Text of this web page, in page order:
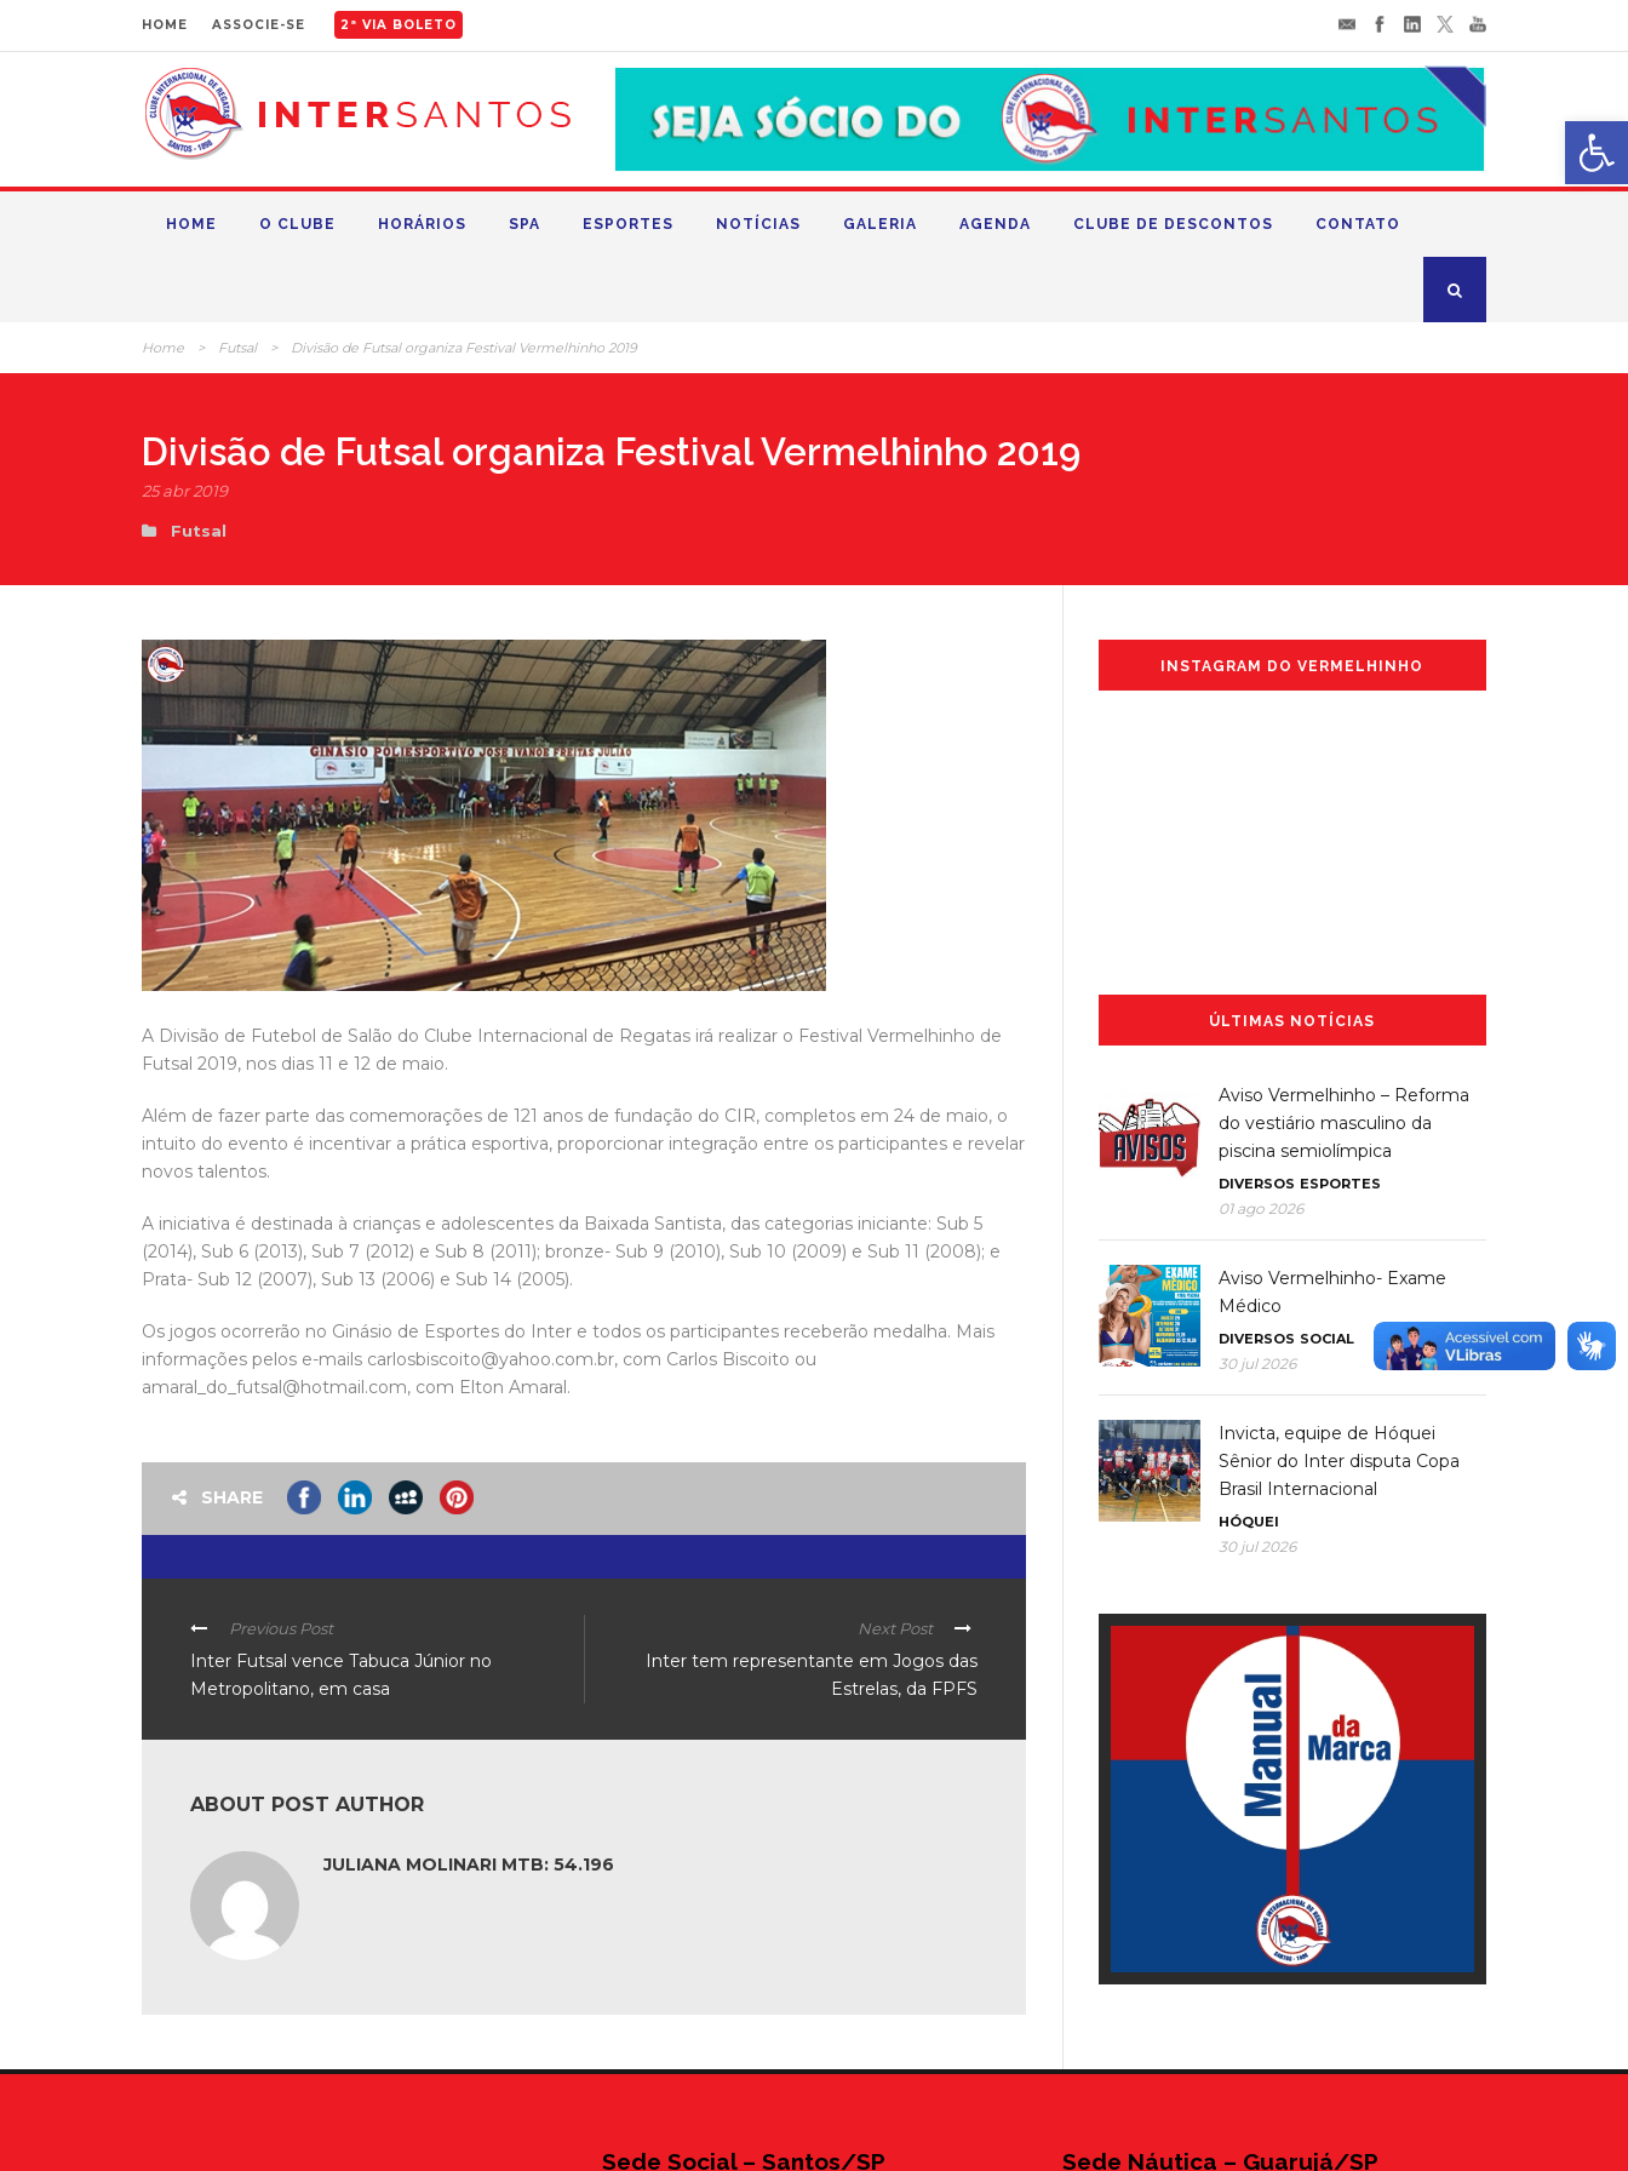
HOME ASSOCIE-SE 2ª VIA BOLETO
HOME O CLUBE HORÁRIOS SPA ESPORTES NOTÍCIAS GALERIA AGENDA CLUBE DE DESCONTOS CONTATO
Home > Futsal > Divisão de Futsal organiza Festival Vermelhinho 2019
Divisão de Futsal organiza Festival Vermelhinho 2019
25 abr 2019
Futsal
A Divisão de Futebol de Salão do Clube Internacional de Regatas irá realizar o Festival Vermelhinho de
Futsal 2019, nos dias 11 e 12 de maio.
Além de fazer parte das comemorações de 121 anos de fundação do CIR, completos em 24 de maio, o
intuito do evento é incentivar a prática esportiva, proporcionar integração entre os participantes e revelar
novos talentos.
A iniciativa é destinada à crianças e adolescentes da Baixada Santista, das categorias iniciante: Sub 5
(2014), Sub 6 (2013), Sub 7 (2012) e Sub 8 (2011); bronze- Sub 9 (2010), Sub 10 (2009) e Sub 11 (2008); e
Prata- Sub 12 (2007), Sub 13 (2006) e Sub 14 (2005).
Os jogos ocorrerão no Ginásio de Esportes do Inter e todos os participantes receberão medalha. Mais
informações pelos e-mails carlosbiscoito@yahoo.com.br, com Carlos Biscoito ou
amaral_do_futsal@hotmail.com, com Elton Amaral.
SHARE
Previous Post
Inter Futsal vence Tabuca Júnior no
Metropolitano, em casa
Next Post
Inter tem representante em Jogos das
Estrelas, da FPFS
ABOUT POST AUTHOR
JULIANA MOLINARI MTB: 54.196
INSTAGRAM DO VERMELHINHO
ÚLTIMAS NOTÍCIAS
Aviso Vermelhinho – Reforma
do vestiário masculino da
piscina semiolímpica
DIVERSOS ESPORTES
01 ago 2026
Aviso Vermelhinho- Exame
Médico
DIVERSOS SOCIAL
30 jul 2026
Invicta, equipe de Hóquei
Sênior do Inter disputa Copa
Brasil Internacional
HÓQUEI
30 jul 2026
Sede Social – Santos/SP Sede Náutica – Guarujá/SP
Abrir